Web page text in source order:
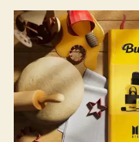
r
d
o
o
s
t